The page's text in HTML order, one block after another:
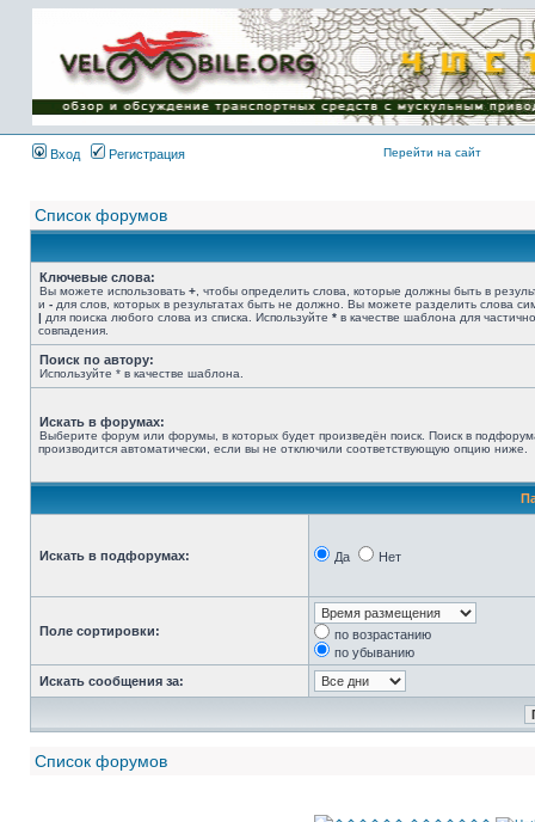
Имя пользователя:
Пароль:
{ LOG_ME_IN_SHORT
}
Вход
Регистрация Перейти на сайт
Список форумов
Ключевые слова:
Вы можете использовать + , чтобы определить слова, которые должны быть в
и - для слов, которых в результатах быть не должно. Вы можете разделить слова
| для поиска любого слова из списка. Используйте * в качестве шаблона для
совпадения.
Поиск по автору:
Используйте * в качестве шаблона.
Искать в форумах:
Выберите форум или форумы, в которых будет произведён поиск. Поиск в
производится автоматически, если вы не отключили соответствующую опцию ниже.
Искать в подфорумах: Да Нет
Поле сортировки:
по возрастанию
по убыванию
Искать сообщения за:
Список форумов